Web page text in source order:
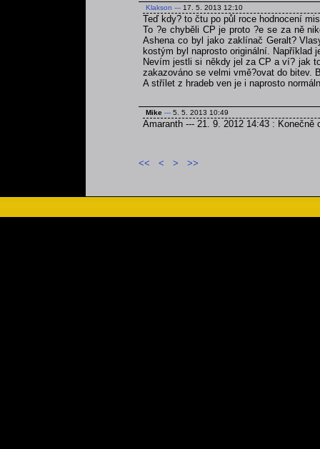
Klakson --- 17. 5. 2013 12:10
Teď kdy? to čtu po půl roce hodnocení
To ?e chyběli CP je proto ?e se za ně
Ashena co byl jako zaklínač Geralt?
kostým byl naprosto originální. Například
Nevím jestli si někdy jel za CP a ví? jak
zakazováno se velmi vmě?ovat do bitev.
A střílet z hradeb ven je i naprosto
Mike --- 5. 5. 2013 10:49
Amaranth --- 21. 9. 2012 14:43 : Konečně
<< < > >>